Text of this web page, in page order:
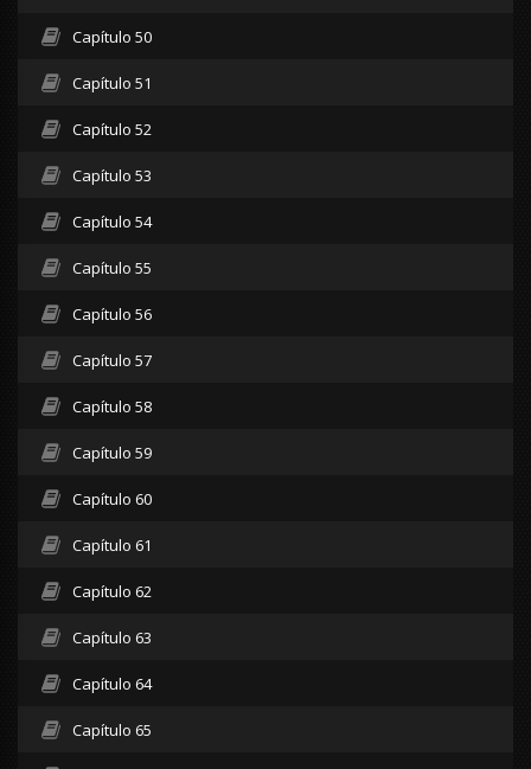
Capítulo 50
Capítulo 51
Capítulo 52
Capítulo 53
Capítulo 54
Capítulo 55
Capítulo 56
Capítulo 57
Capítulo 58
Capítulo 59
Capítulo 60
Capítulo 61
Capítulo 62
Capítulo 63
Capítulo 64
Capítulo 65